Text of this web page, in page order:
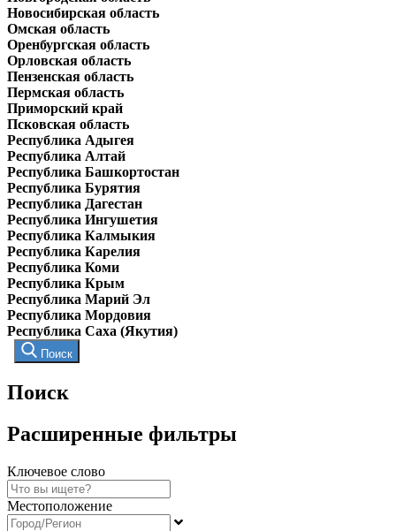
Новосибирская область
Омская область
Оренбургская область
Орловская область
Пензенская область
Пермская область
Приморский край
Псковская область
Республика Адыгея
Республика Алтай
Республика Башкортостан
Республика Бурятия
Республика Дагестан
Республика Ингушетия
Республика Калмыкия
Республика Карелия
Республика Коми
Республика Крым
Республика Марий Эл
Республика Мордовия
Республика Саха (Якутия)
Поиск
Поиск
Расширенные фильтры
Ключевое слово
Местоположение